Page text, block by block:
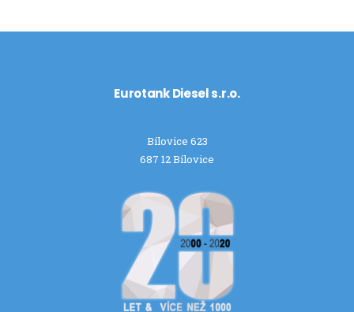
Eurotank Diesel s.r.o.
Bílovice 623
687 12 Bílovice